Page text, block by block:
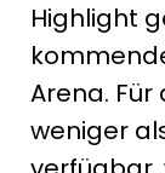
Highlight
Arena. Für
weniger